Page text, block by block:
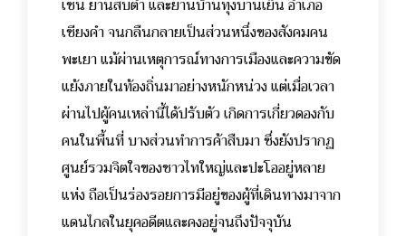
เช่น ย่านสบต๋ำ และย่านบ้านทุ่งบานเย็น อำเภอ
เชียงคำ จนกลืนกลายเป็นส่วนหนึ่งของสังคมคน
พะเยา แม้ผ่านเหตุการณ์ทางการเมืองและความขัด
แย้งภายในท้องถิ่นมาอย่างหนักหน่วง แต่เมื่อเวลา
ผ่านไปผู้คนเหล่านี้ได้ปรับตัว เกิดการเกี่ยวดองกับ
คนในพื้นที่ บางส่วนทำการค้าสืบมา ซึ่งยังปรากฏ
ศูนย์รวมจิตใจของชาวไทใหญ่และปะโออยู่หลาย
แห่ง ถือเป็นร่องรอยการมีอยู่ของผู้ที่เดินทางมาจาก
แดนไกลในยุคอดีตและคงอยู่จนถึงปัจจุบัน